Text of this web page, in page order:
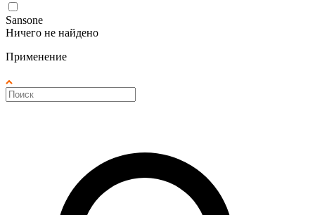
Sansone
Ничего не найдено
Применение